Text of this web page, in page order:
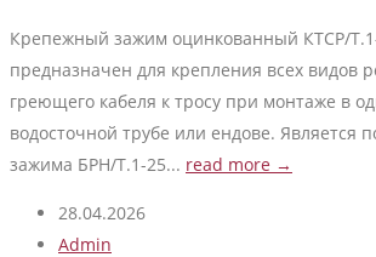
Крепежный зажим оцинкованный КТСР/
предназначен для крепления всех видов
греющего кабеля к тросу при монтаже в
водосточной трубе или ендове. Является
зажима БРН/Т.1-25... read more →
28.04.2026
Admin